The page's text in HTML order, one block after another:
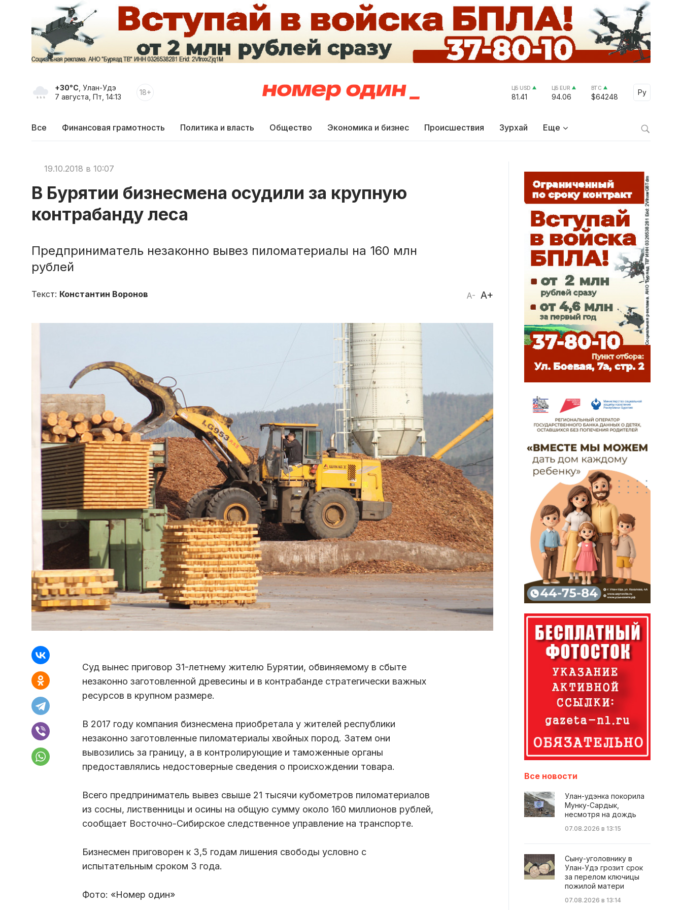
+30°C , Улан-Удэ
7 августа, Пт, 14:13
18+ ЦБ USD
81.41
ЦБ EUR
94.06
BTC
$64248
Ру
Select
Все Финансовая грамотность Политика и власть Общество Экономика и бизнес Происшествия Зурхай Еще
19.10.2018 в 10:07
В Бурятии бизнесмена осудили за крупную
контрабанду леса
Предприниматель незаконно вывез пиломатериалы на 160 млн
рублей
A- A+
Текст: Константин Воронов
Суд вынес приговор 31-летнему жителю Бурятии, обвиняемому в сбыте
незаконно заготовленной древесины и в контрабанде стратегически важных
ресурсов в крупном размере.
В 2017 году компания бизнесмена приобретала у жителей республики
незаконно заготовленные пиломатериалы хвойных пород. Затем они
вывозились за границу, а в контролирующие и таможенные органы
предоставлялись недостоверные сведения о происхождении товара.
Всего предприниматель вывез свыше 21 тысячи кубометров пиломатериалов
из сосны, лиственницы и осины на общую сумму около 160 миллионов рублей,
сообщает Восточно-Сибирское следственное управление на транспорте.
Бизнесмен приговорен к 3,5 годам лишения свободы условно с
испытательным сроком 3 года.
Фото: «Номер один»
Все новости
Улан-удэнка покорила
Мунку-Сардык,
несмотря на дождь
07.08.2026 в 13:15
Сыну-уголовнику в
Улан-Удэ грозит срок
за перелом ключицы
пожилой матери
07.08.2026 в 13:14